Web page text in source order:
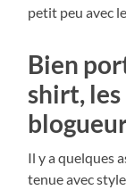
petit peu avec
Bien
shirt, les
Il y a quelques
tenue avec